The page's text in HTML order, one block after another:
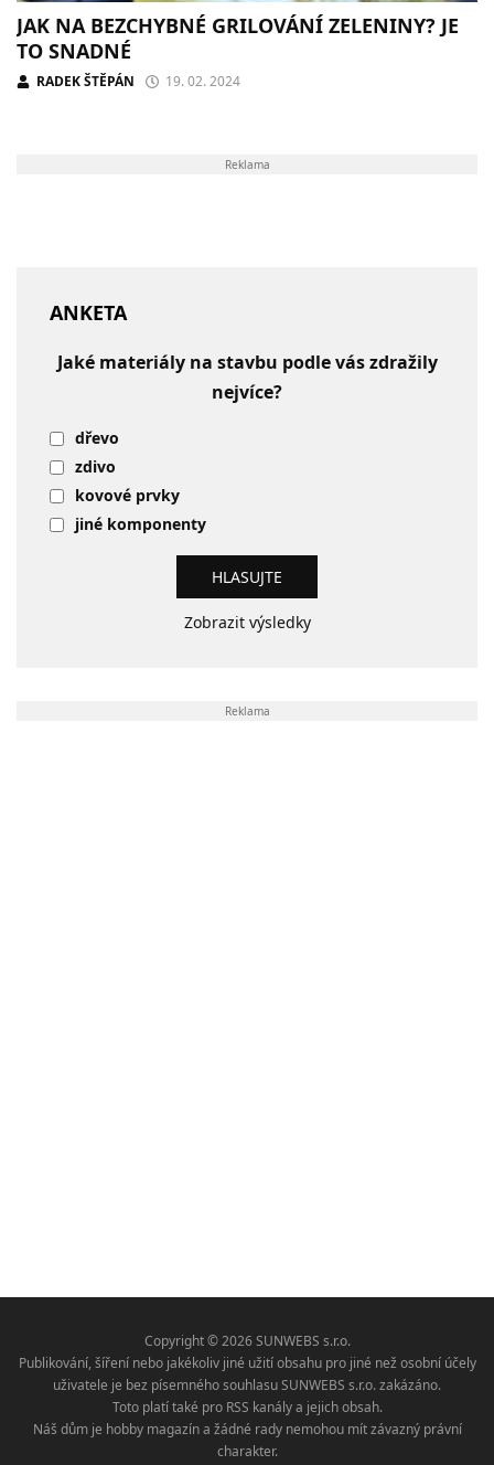
JAK NA BEZCHYBNÉ GRILOVÁNÍ ZELENINY? JE
TO SNADNÉ
RADEK ŠTĚPÁN 19. 02. 2024
Reklama
ANKETA
Jaké materiály na stavbu podle vás zdražily
nejvíce?
dřevo
zdivo
kovové prvky
jiné komponenty
Zobrazit výsledky
Reklama
Copyright © 2026 SUNWEBS s.r.o.
Publikování, šíření nebo jakékoliv jiné užití obsahu pro jiné než osobní účely
uživatele je bez písemného souhlasu SUNWEBS s.r.o. zakázáno.
Toto platí také pro RSS kanály a jejich obsah.
Náš dům je hobby magazín a žádné rady nemohou mít závazný právní
charakter.